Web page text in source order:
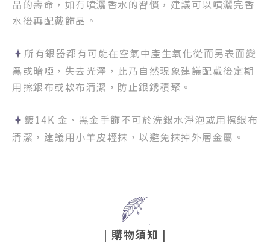
品的壽命，如有噴灑香水的習慣，建議可以噴灑完香
水後再配戴飾品。
所有銀器都有可能在空氣中產生氧化從而另表面變
黑或暗啞，失去光澤，此乃自然現象建議配戴後定期
用擦銀布或軟布清潔，防止銀銹積聚。
鍍14K 金、黑金手飾不可於洗銀水淨泡或用擦銀布
清潔，建議用小羊皮輕抹，以避免抹掉外層金屬。
| 購物須知 |